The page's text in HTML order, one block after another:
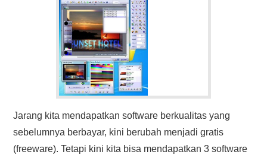
Jarang kita mendapatkan software berkualitas yang
sebelumnya berbayar, kini berubah menjadi gratis
(freeware). Tetapi kini kita bisa mendapatkan 3 software